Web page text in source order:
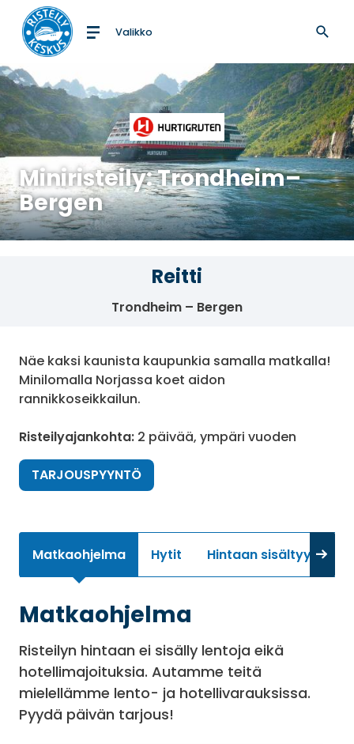
Etusivulle
Valikko
Miniristeily: Trondheim–
Bergen
Reitti
Trondheim – Bergen
Näe kaksi kaunista kaupunkia samalla matkalla!
Minilomalla Norjassa koet aidon
rannikkoseikkailun.
Risteilyajankohta: 2 päivää, ympäri vuoden
TARJOUSPYYNTÖ
Matkaohjelma Hytit Hintaan sisältyy
Matkaohjelma
Risteilyn hintaan ei sisälly lentoja eikä
hotellimajoituksia. Autamme teitä
mielellämme lento- ja hotellivarauksissa.
Pyydä päivän tarjous!